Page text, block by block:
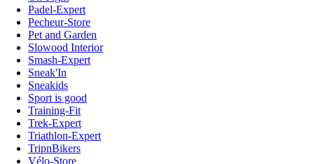
Padel-Expert
Pecheur-Store
Pet and Garden
Slowood Interior
Smash-Expert
Sneak'In
Sneakids
Sport is good
Training-Fit
Trek-Expert
Triathlon-Expert
TripnBikers
Vélo-Store